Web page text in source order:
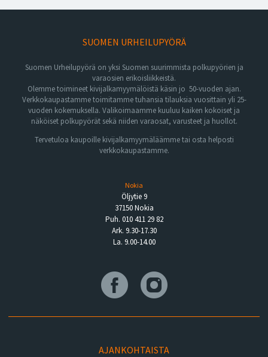
SUOMEN URHEILUPYÖRÄ
Suomen Urheilupyörä on yksi Suomen suurimmista polkupyörien ja
varaosien erikoisliikkeistä.
Olemme toimineet kivijalkamyymälöistä käsin jo 50-vuoden ajan.
Verkkokaupastamme toimitamme tuhansia tilauksia vuosittain yli 25-
vuoden kokemuksella. Valikoimaamme kuuluu kaiken kokoiset ja
näköiset polkupyörät sekä niiden varaosat, varusteet ja huollot.
Tervetuloa kaupoille kivijalkamyymäläämme tai osta helposti
verkkokaupastamme.
Nokia
Öljytie 9
37150 Nokia
Puh. 010 411 29 82
Ark. 9.30-17.30
La. 9.00-14.00
AJANKOHTAISTA